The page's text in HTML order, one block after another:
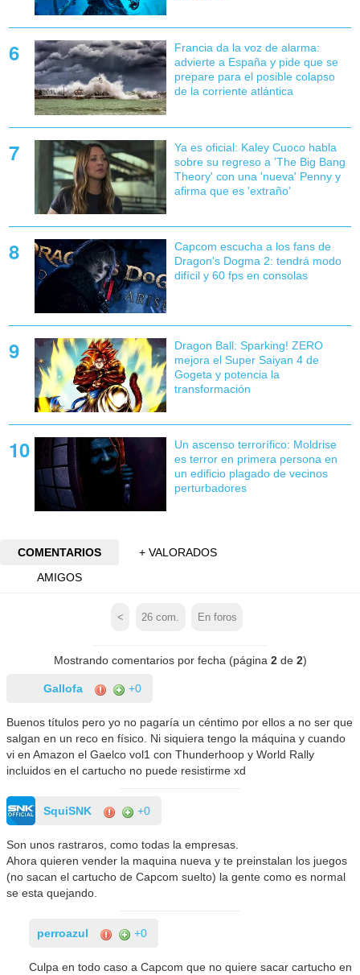
Francia da la voz de alarma:
advierte a España y pide que se
prepare para el posible colapso
de la corriente atlántica
Ya es oficial: Kaley Cuoco habla
sobre su regreso a 'The Big Bang
Theory' con una 'nueva' Penny y
afirma que es 'extraño'
Capcom escucha a los fans de
Dragon's Dogma 2: tendrá modo
difícil y 60 fps en consolas
Dragon Ball: Sparking! ZERO
mejora el Super Saiyan 4 de
Gogeta y potencia la
transformación
Un ascenso terrorífico: Moldrise
es terror en primera persona en
un edificio plagado de vecinos
perturbadores
COMENTARIOS
+ VALORADOS
AMIGOS
< 26 com. En foros
Mostrando comentarios por fecha (página 2de 2)
Gallofa +0
Buenos títulos pero yo no pagaría un céntimo por ellos a no ser que
salgan en un reco en físico. Ni siquiera tengo la máquina y cuando
vi en Amazon el Gaelco vol1 con Thunderhoop y World Rally
incluidos en el cartucho no puede resistirme xd
SquiSNK +0
Son unos rastraros, como todas la empresas.
Ahora quieren vender la maquina nueva y te preinstalan los juegos
(no sacan el cartucho de Capcom suelto) la gente como es normal
se esta quejando.
perroazul +0
Culpa en todo caso a Capcom que no quiere sacar cartucho en